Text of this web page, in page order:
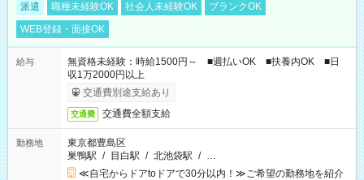
派遣 職種未経験OK 社会人未経験OK
ブランクOK
WEB登録・面接OK
給与
無資格未経験：時給1500円～ ■週払いOK ■扶養内OK ■日
収1万2000円以上
交通費別途支給あり
交通費 交通費全額支給
勤務地
東京都豊島区
巣鴨駅 / 目白駅 / 北池袋駅 / …
≪自宅からドアtoドアで30分以内！≫ご希望の勤務地を紹介